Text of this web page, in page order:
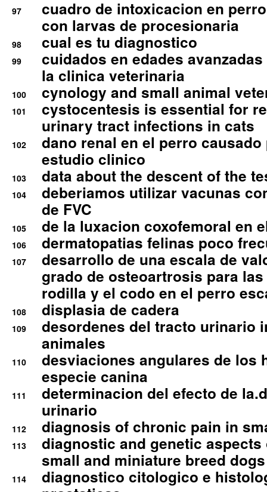
97
cuadro de intoxicacion en
con larvas de procesionaria
98 cual es tu diagnostico
99
cuidados en edades
la clinica veterinaria
100 cynology and small animal
101
cystocentesis is essential for
urinary tract infections in cats
102
dano renal en el perro
estudio clinico
103 data about the descent of the
104
deberiamos utilizar vacunas
de FVC
105 de la luxacion coxofemoral en
106 dermatopatias felinas poco
107
desarrollo de una escala de
grado de osteoartrosis para
rodilla y el codo en el perro
108 displasia de cadera
109
desordenes del tracto urinario
animales
110
desviaciones angulares de los
especie canina
111
determinacion del efecto de
urinario
112 diagnosis of chronic pain in
113
diagnostic and genetic
small and miniature breed
114
diagnostico citologico e